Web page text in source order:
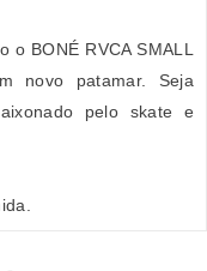
o BONÉ RVCA SMALL
novo patamar. Seja
pelo skate e